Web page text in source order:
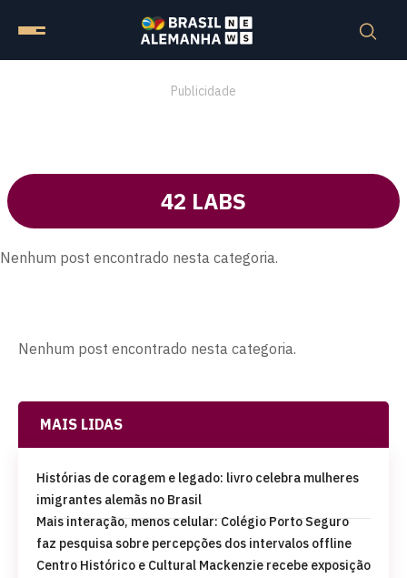
Publicidade
42 LABS
Nenhum post encontrado nesta categoria.
Nenhum post encontrado nesta categoria.
MAIS LIDAS
Histórias de coragem e legado: livro celebra mulheres
imigrantes alemãs no Brasil
Mais interação, menos celular: Colégio Porto Seguro
faz pesquisa sobre percepções dos intervalos offline
Centro Histórico e Cultural Mackenzie recebe exposição